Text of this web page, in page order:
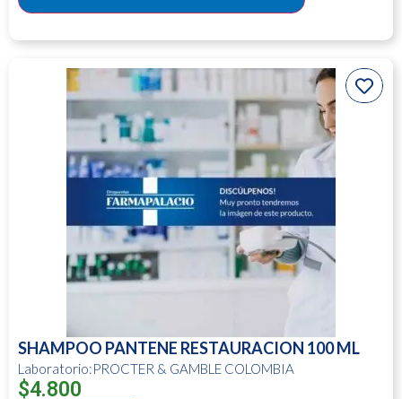
SHAMPOO PANTENE RESTAURACION 100 ML
Laboratorio:PROCTER & GAMBLE COLOMBIA
$4.800